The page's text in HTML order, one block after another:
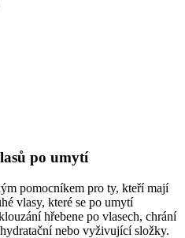
po umytí
pomocníkem pro ty, kteří mají
vlasy, které se po umytí
hřebene po vlasech, chrání
nebo vyživující složky.